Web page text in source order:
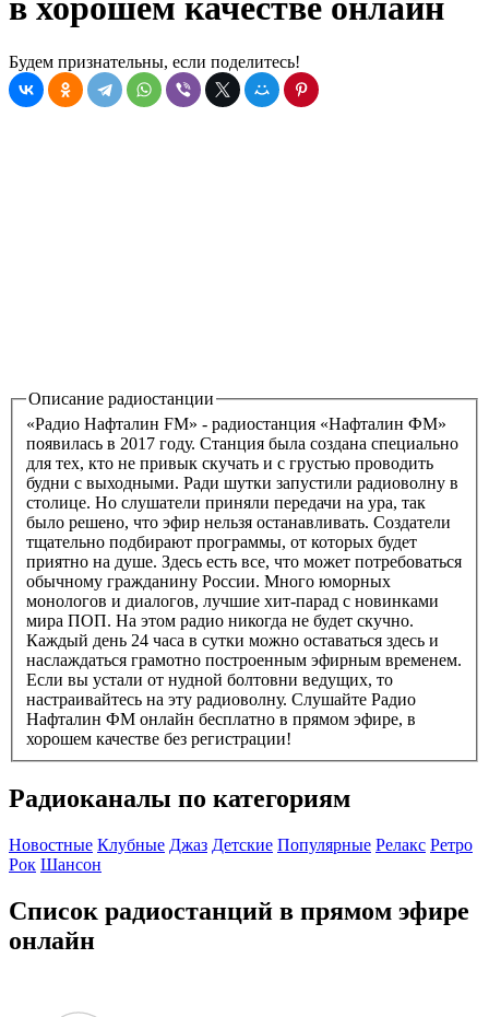
в хорошем качестве онлайн
Будем признательны, если поделитесь!
Описание радиостанции
«Радио Нафталин FM» - радиостанция «Нафталин ФМ»
появилась в 2017 году. Станция была создана специально
для тех, кто не привык скучать и с грустью проводить
будни с выходными. Ради шутки запустили радиоволну в
столице. Но слушатели приняли передачи на ура, так
было решено, что эфир нельзя останавливать. Создатели
тщательно подбирают программы, от которых будет
приятно на душе. Здесь есть все, что может потребоваться
обычному гражданину России. Много юморных
монологов и диалогов, лучшие хит-парад с новинками
мира ПОП. На этом радио никогда не будет скучно.
Каждый день 24 часа в сутки можно оставаться здесь и
наслаждаться грамотно построенным эфирным временем.
Если вы устали от нудной болтовни ведущих, то
настраивайтесь на эту радиоволну. Слушайте Радио
Нафталин ФМ онлайн бесплатно в прямом эфире, в
хорошем качестве без регистрации!
Радиоканалы по категориям
Новостные Клубные Джаз Детские Популярные Релакс Ретро
Рок Шансон
Список радиостанций в прямом эфире
онлайн